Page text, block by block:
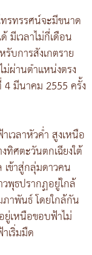
รทรรศน์จะมีขนาด
มีเวลาไม่กี่เดือน
บการสังเกตราย
ผ่านตำแหน่งตรง
มีนาคม 2555 ครั้ง
วลาหัวค่ำ สูงเหนือ
ศตะวันตกเฉียงใต้
ข้าสู่กลุ่มดาวคน
พุธปรากฏอยู่ใกล้
าพันธ์ โดยใกล้กัน
เหนือขอบฟ้าไม่
เริ่มมืด